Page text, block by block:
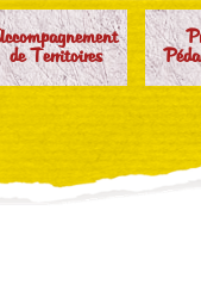
de Territoires